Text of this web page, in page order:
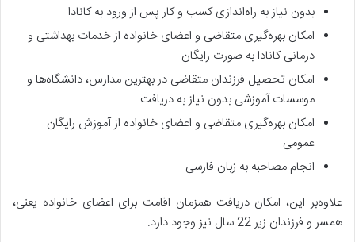
بدون نیاز به راه‌اندازی کسب ‌و کار پس از ورود به کانادا
امکان بهره‌‌گیری متقاضی و اعضای خانواده از خدمات بهداشتی و
درمانی کانادا به صورت رایگان
امکان تحصیل فرزندان متقاضی در بهترین مدارس، دانشگاه‌ها و
موسسات آموزشی بدون نیاز به دریافت
امکان بهره‌گیری متقاضی و اعضای خانواده از آموزش رایگان
عمومی
انجام مصاحبه به زبان فارسی
علاوه‌بر این، امکان دریافت همزمان اقامت برای اعضای خانواده یعنی،
همسر و فرزندان زیر 22 سال نیز وجود دارد.